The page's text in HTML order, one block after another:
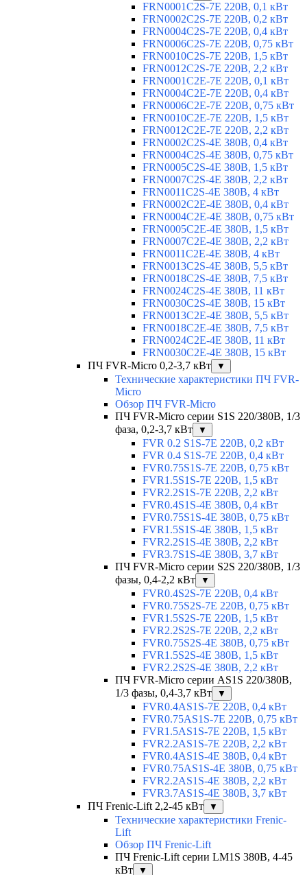
FRN0001C2S-7E 220В, 0,1 кВт
FRN0002C2S-7E 220В, 0,2 кВт
FRN0004C2S-7E 220В, 0,4 кВт
FRN0006C2S-7E 220В, 0,75 кВт
FRN0010C2S-7E 220В, 1,5 кВт
FRN0012C2S-7E 220В, 2,2 кВт
FRN0001C2E-7E 220В, 0,1 кВт
FRN0004C2E-7E 220В, 0,4 кВт
FRN0006C2E-7E 220В, 0,75 кВт
FRN0010C2E-7E 220В, 1,5 кВт
FRN0012C2E-7E 220В, 2,2 кВт
FRN0002C2S-4E 380В, 0,4 кВт
FRN0004C2S-4E 380В, 0,75 кВт
FRN0005C2S-4E 380В, 1,5 кВт
FRN0007C2S-4E 380В, 2,2 кВт
FRN0011C2S-4E 380В, 4 кВт
FRN0002C2E-4E 380В, 0,4 кВт
FRN0004C2E-4E 380В, 0,75 кВт
FRN0005C2E-4E 380В, 1,5 кВт
FRN0007C2E-4E 380В, 2,2 кВт
FRN0011C2E-4E 380В, 4 кВт
FRN0013C2S-4E 380В, 5,5 кВт
FRN0018C2S-4E 380В, 7,5 кВт
FRN0024C2S-4E 380В, 11 кВт
FRN0030C2S-4E 380В, 15 кВт
FRN0013C2E-4E 380В, 5,5 кВт
FRN0018C2E-4E 380В, 7,5 кВт
FRN0024C2E-4E 380В, 11 кВт
FRN0030C2E-4E 380В, 15 кВт
ПЧ FVR-Micro 0,2-3,7 кВт
▼
Технические характеристики ПЧ FVR-
Micro
Обзор ПЧ FVR-Micro
ПЧ FVR-Micro серии S1S 220/380В, 1/3
фаза, 0,2-3,7 кВт
▼
FVR 0.2 S1S-7E 220В, 0,2 кВт
FVR 0.4 S1S-7E 220В, 0,4 кВт
FVR0.75S1S-7E 220В, 0,75 кВт
FVR1.5S1S-7E 220В, 1,5 кВт
FVR2.2S1S-7E 220В, 2,2 кВт
FVR0.4S1S-4E 380В, 0,4 кВт
FVR0.75S1S-4E 380В, 0,75 кВт
FVR1.5S1S-4E 380В, 1,5 кВт
FVR2.2S1S-4E 380В, 2,2 кВт
FVR3.7S1S-4E 380В, 3,7 кВт
ПЧ FVR-Micro серии S2S 220/380В, 1/3
фазы, 0,4-2,2 кВт
▼
FVR0.4S2S-7E 220В, 0,4 кВт
FVR0.75S2S-7E 220В, 0,75 кВт
FVR1.5S2S-7E 220В, 1,5 кВт
FVR2.2S2S-7E 220В, 2,2 кВт
FVR0.75S2S-4E 380В, 0,75 кВт
FVR1.5S2S-4E 380В, 1,5 кВт
FVR2.2S2S-4E 380В, 2,2 кВт
ПЧ FVR-Micro серии AS1S 220/380В,
1/3 фазы, 0,4-3,7 кВт
▼
FVR0.4AS1S-7E 220В, 0,4 кВт
FVR0.75AS1S-7E 220В, 0,75 кВт
FVR1.5AS1S-7E 220В, 1,5 кВт
FVR2.2AS1S-7E 220В, 2,2 кВт
FVR0.4AS1S-4E 380В, 0,4 кВт
FVR0.75AS1S-4E 380В, 0,75 кВт
FVR2.2AS1S-4E 380В, 2,2 кВт
FVR3.7AS1S-4E 380В, 3,7 кВт
ПЧ Frenic-Lift 2,2-45 кВт
▼
Технические характеристики Frenic-
Lift
Обзор ПЧ Frenic-Lift
ПЧ Frenic-Lift серии LM1S 380В, 4-45
кВт
▼